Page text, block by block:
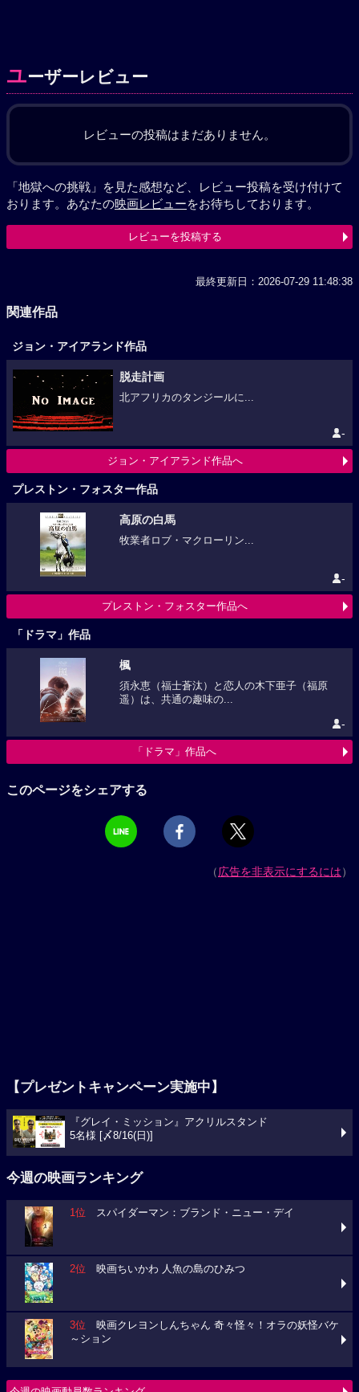
ユーザーレビュー
レビューの投稿はまだありません。
「地獄への挑戦」を見た感想など、レビュー投稿を受け付けて
おります。あなたの映画レビューをお待ちしております。
レビューを投稿する
最終更新日：2026-07-29 11:48:38
関連作品
ジョン・アイアランド作品
脱走計画
北アフリカのタンジールに...
-
ジョン・アイアランド作品へ
プレストン・フォスター作品
高原の白馬
牧業者ロブ・マクローリン...
-
プレストン・フォスター作品へ
「ドラマ」作品
楓
須永恵（福士蒼汰）と恋人の木下亜子（福原
遥）は、共通の趣味の...
-
「ドラマ」作品へ
このページをシェアする
（広告を非表示にするには）
【プレゼントキャンペーン実施中】
『グレイ・ミッション』アクリルスタンド
5名様 [〆8/16(日)]
今週の映画ランキング
1位 スパイダーマン：ブランド・ニュー・デイ
2位 映画ちいかわ 人魚の島のひみつ
3位 映画クレヨンしんちゃん 奇々怪々！オラの妖怪バケ
～ション